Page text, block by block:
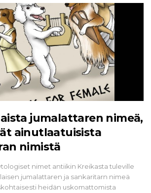
jumalattaren nimeä,
ainutlaatuisista
nimistä
nimet antiikin Kreikasta tuleville
jumalattaren ja sankaritarn nimeä
heidän uskomattomista